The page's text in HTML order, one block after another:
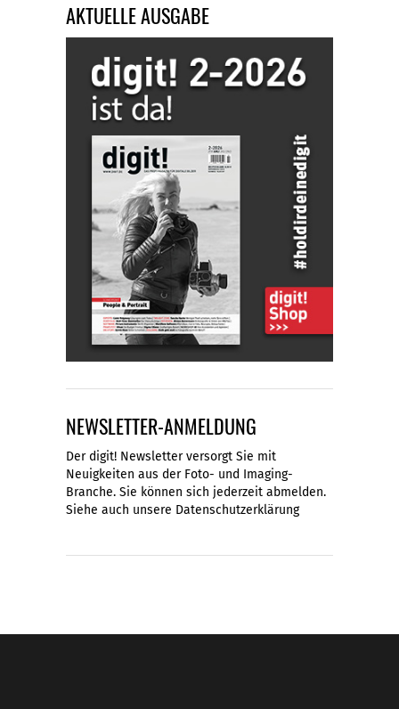
AKTUELLE AUSGABE
NEWSLETTER-ANMELDUNG
Der digit! Newsletter versorgt Sie mit
Neuigkeiten aus der Foto- und Imaging-
Branche. Sie können sich jederzeit abmelden.
Siehe auch unsere Datenschutzerklärung